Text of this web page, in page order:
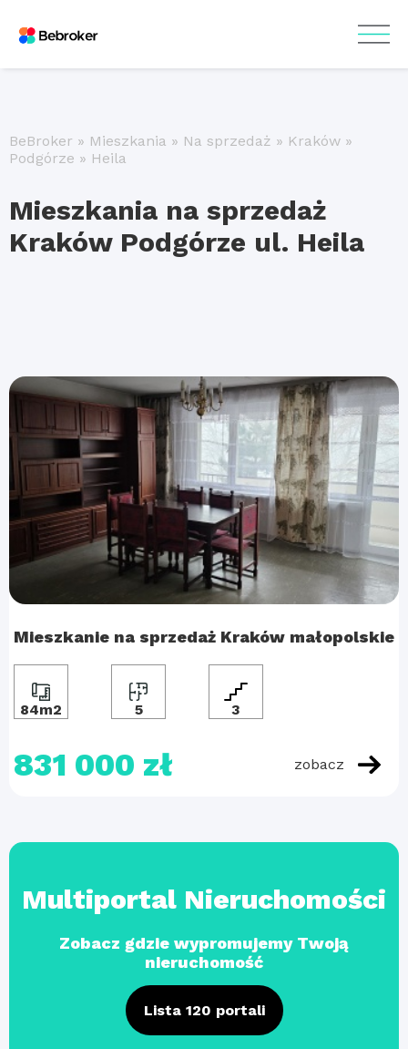
BeBroker » Mieszkania » Na sprzedaż » Kraków »
Podgórze » Heila
Mieszkania na sprzedaż
Kraków Podgórze ul. Heila
Mieszkanie na sprzedaż Kraków małopolskie
84m2 5 3
831 000 zł zobacz
Multiportal Nieruchomości
Zobacz gdzie wypromujemy Twoją
nieruchomość
Lista 120 portali